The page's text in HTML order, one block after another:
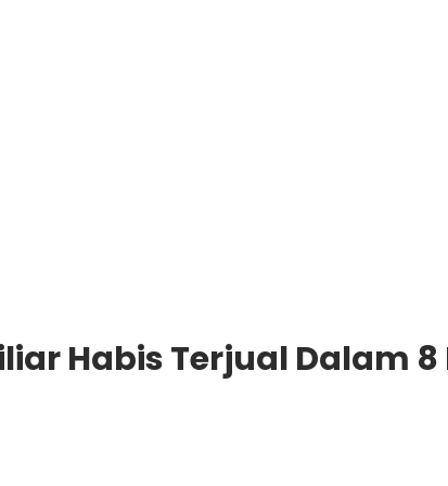
Habis Terjual Dalam